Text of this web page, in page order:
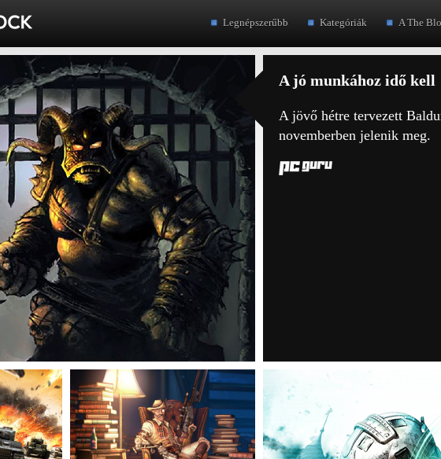
Legnépszerűbb Kategóriák A The
A jó munkához idő kell
A jövő hétre tervezett
novemberben jelenik meg.